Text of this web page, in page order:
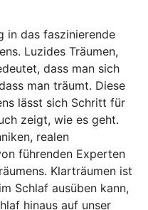
in das faszinierende
Luzides Träumen,
dass man sich
man träumt. Diese
lässt sich Schritt für
zeigt, wie es geht.
realen
führenden Experten
Klarträumen ist
Schlaf ausüben kann,
hinaus auf unser